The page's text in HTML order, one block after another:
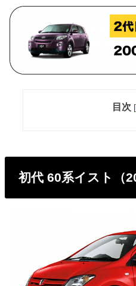
目次 [
初代 60系イスト（